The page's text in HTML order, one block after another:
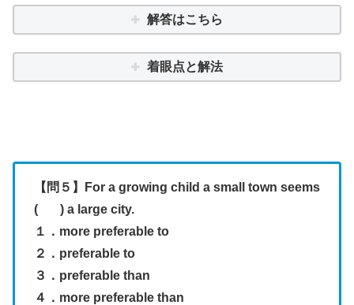
解答はこちら
着眼点と解法
【問５】For a growing child a small town seems
( ) a large city.
１．more preferable to
２．preferable to
３．preferable than
４．more preferable than